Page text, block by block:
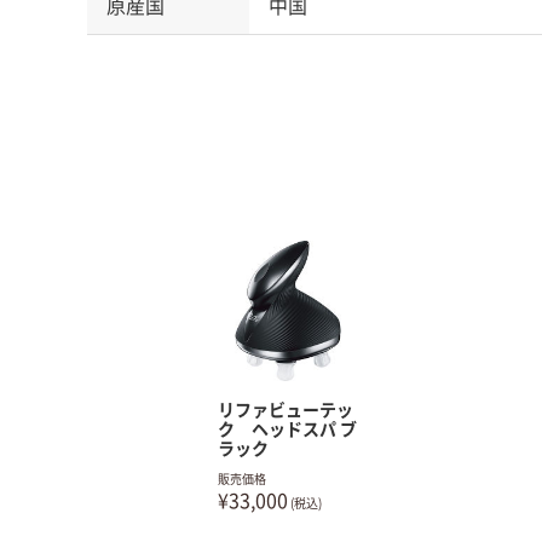
原産国 中国
リファビューテッ
ク ヘッドスパ ブ
ラック
販売価格
¥33,000 (税込)